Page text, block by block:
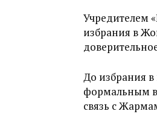
Учредителем«
избрания в
До избрания в
формальным
связь с